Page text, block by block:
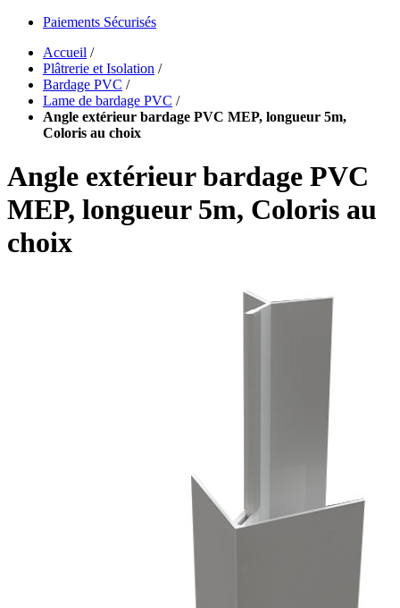
Paiements Sécurisés
Accueil /
Plâtrerie et Isolation /
Bardage PVC /
Lame de bardage PVC /
Angle extérieur bardage PVC MEP, longueur 5m,
Coloris au choix
Angle extérieur bardage PVC
MEP, longueur 5m, Coloris au
choix